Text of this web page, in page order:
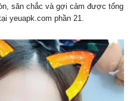
săn chắc và gợi cảm được tổng
yeuapk.com phần 21.